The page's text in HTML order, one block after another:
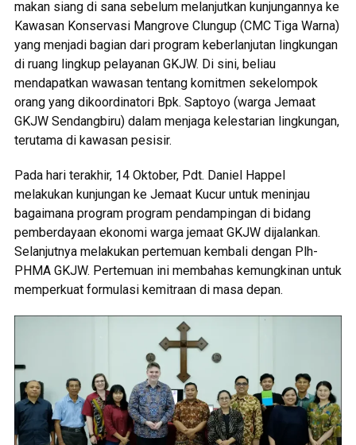
makan siang di sana sebelum melanjutkan kunjungannya ke
Kawasan Konservasi Mangrove Clungup (CMC Tiga Warna)
yang menjadi bagian dari program keberlanjutan lingkungan
di ruang lingkup pelayanan GKJW. Di sini, beliau
mendapatkan wawasan tentang komitmen sekelompok
orang yang dikoordinatori Bpk. Saptoyo (warga Jemaat
GKJW Sendangbiru) dalam menjaga kelestarian lingkungan,
terutama di kawasan pesisir.
Pada hari terakhir, 14 Oktober, Pdt. Daniel Happel
melakukan kunjungan ke Jemaat Kucur untuk meninjau
bagaimana program program pendampingan di bidang
pemberdayaan ekonomi warga jemaat GKJW dijalankan.
Selanjutnya melakukan pertemuan kembali dengan Plh-
PHMA GKJW. Pertemuan ini membahas kemungkinan untuk
memperkuat formulasi kemitraan di masa depan.